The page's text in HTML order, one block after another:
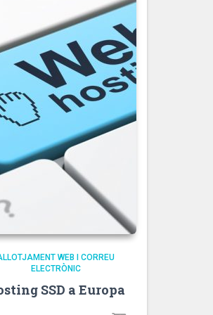
WEB I CORREU
ELECTRÒNIC
SSD a Europa